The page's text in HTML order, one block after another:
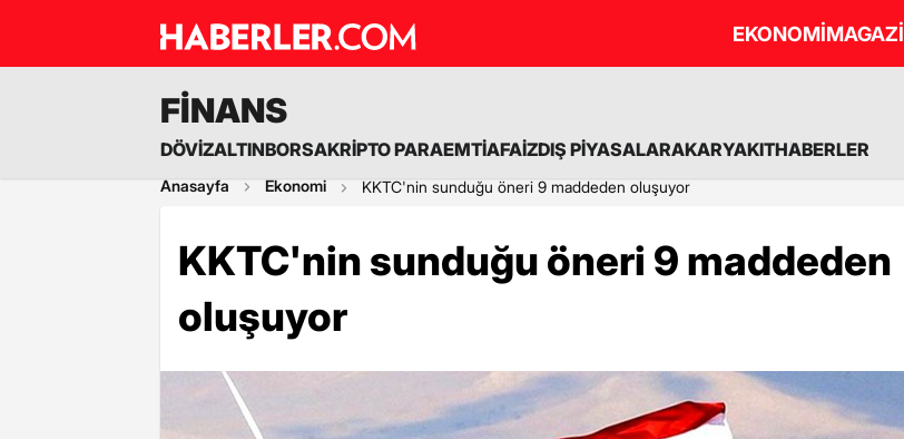
EKONOMİ
FİNANS
DÖVİZALTINBORSAKRİPTO PARAEMTİAFAİZDIŞ PİYASALARAKARYAKITHABERLER
Anasayfa Ekonomi KKTC'nin sunduğu öneri 9 maddeden oluşuyor
KKTC'nin sunduğu öneri 9 maddeden
oluşuyor